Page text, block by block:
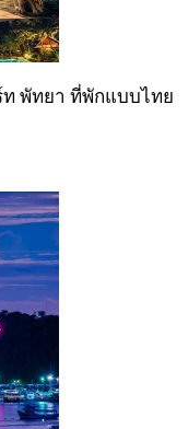
ท พัทยา ที่พักแบบไทย